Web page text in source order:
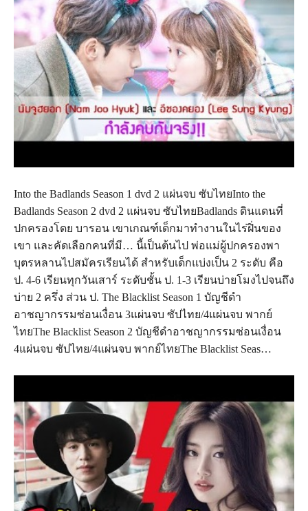
Into the Badlands Season 1 dvd 2 แผ่นจบ ซับไทยInto the
Badlands Season 2 dvd 2 แผ่นจบ ซับไทยBadlands ดินแดนที่
ปกครองโดย บารอน เขาเกณฑ์เด็กมาทำงานในไร่ฝิ่นของ
เขา และคัดเลือกคนที่มี… นี้เป็นต้นไป พ่อแม่ผู้ปกครองพา
บุตรหลานไปสมัครเรียนได้ สำหรับเด็กแบ่งเป็น 2 ระดับ คือ
ป. 4-6 เรียนทุกวันเสาร์ ระดับชั้น ป. 1-3 เรียนบ่ายโมงไปจนถึง
บ่าย 2 ครึ่ง ส่วน ป. The Blacklist Season 1 บัญชีดำ
อาชญากรรมซ่อนเงื่อน 3แผ่นจบ ซัปไทย/4แผ่นจบ พากย์
ไทยThe Blacklist Season 2 บัญชีดำอาชญากรรมซ่อนเงื่อน
4แผ่นจบ ซัปไทย/4แผ่นจบ พากย์ไทยThe Blacklist Seas…